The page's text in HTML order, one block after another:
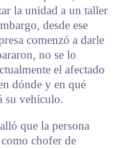
la unidad a un taller
desde ese
comenzó a darle
no se lo
el afectado
dónde y en qué
su vehículo.
que la persona
chofer de